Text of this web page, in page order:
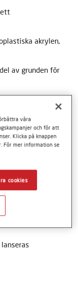
ett
akrylen,
av grunden för
Gard® för
våra
och för att
Klicka på knappen
För mer information se
cookies